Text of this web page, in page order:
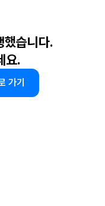
했습니다.
요.
가기